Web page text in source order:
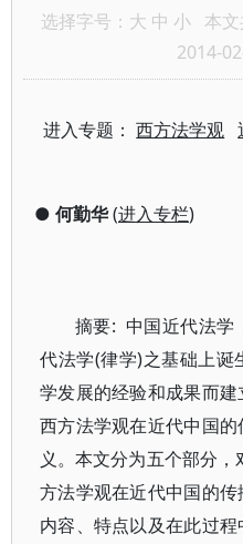
选择字号： 大 中 小 本文
2014-
进入专题：西方法学观
● 何勤华(进入专栏)
摘要: 中国近代法学
代法学(律学)之基础上诞
学发展的经验和成果而建
西方法学观在近代中国
义。本文分为五个部分
方法学观在近代中国的
内容、特点以及在此过